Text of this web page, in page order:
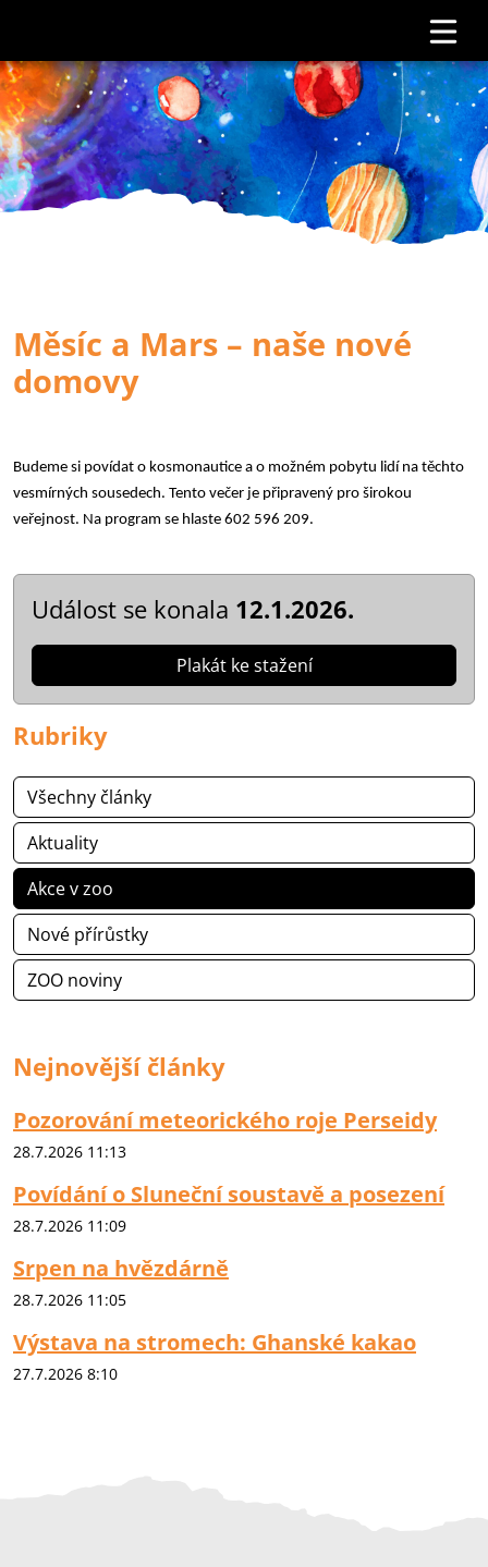
Měsíc a Mars – naše nové
domovy
Budeme si povídat o kosmonautice a o možném pobytu lidí na těchto
vesmírných sousedech. Tento večer je připravený pro širokou
veřejnost. Na program se hlaste 602 596 209.
Událost se konala 12.1.2026.
Plakát ke stažení
Rubriky
Všechny články
Aktuality
Akce v zoo
Nové přírůstky
ZOO noviny
Nejnovější články
Pozorování meteorického roje Perseidy
28.7.2026 11:13
Povídání o Sluneční soustavě a posezení
28.7.2026 11:09
Srpen na hvězdárně
28.7.2026 11:05
Výstava na stromech: Ghanské kakao
27.7.2026 8:10